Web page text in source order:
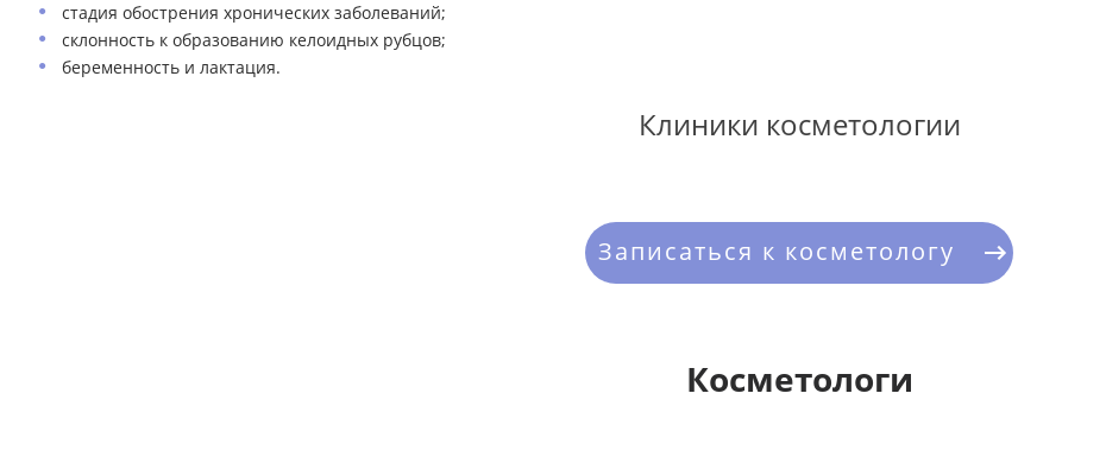
стадия обострения хронических заболеваний;
склонность к образованию келоидных рубцов;
беременность и лактация.
Клиники косметологии
Записаться к косметологу
Косметологи